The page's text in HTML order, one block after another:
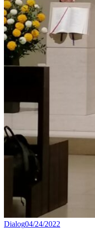
Dialog04/24/2022